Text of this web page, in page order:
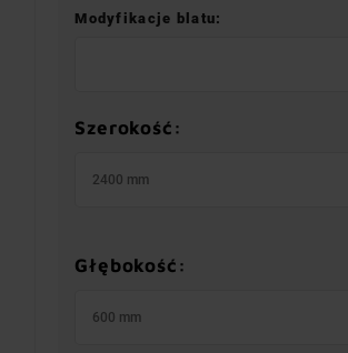
Modyfikacje blatu:
Szerokość:
2400 mm
Głębokość:
600 mm